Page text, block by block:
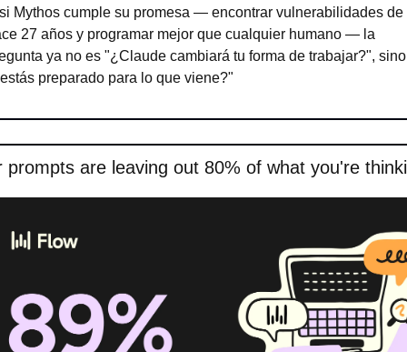
Mythos cumple su promesa — encontrar vulnerabilidades de
27 años y programar mejor que cualquier humano — la
ya no es "¿Claude cambiará tu forma de trabajar?", sino
preparado para lo que viene?"
prompts are leaving out 80% of what you're